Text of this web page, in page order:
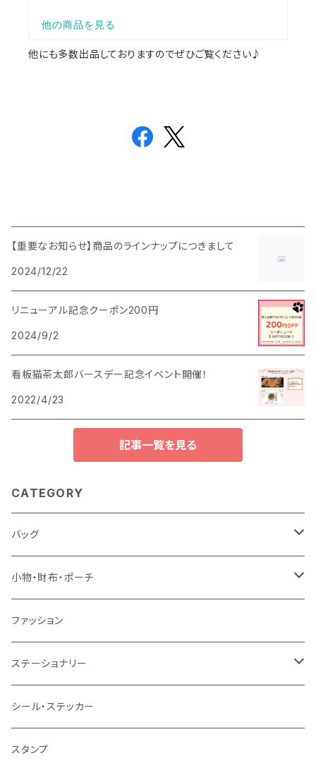
他にも多数出品しておりますのでぜひご覧ください♪
【重要なお知らせ】商品のラインナップにつきまして
2024/12/22
リニューアル記念クーポン200円
2024/9/2
看板猫茶太郎バースデー記念イベント開催！
2022/4/23
記事一覧を見る
CATEGORY
バッグ
トートバッグ
ショルダーバッグ
リュック
小物・財布・ポーチ
ポーチ
財布
巾着
キーホルダー
ファッション
ステーショナリー
マステ・テープ
筆記具
シール・ステッカー
スタンプ